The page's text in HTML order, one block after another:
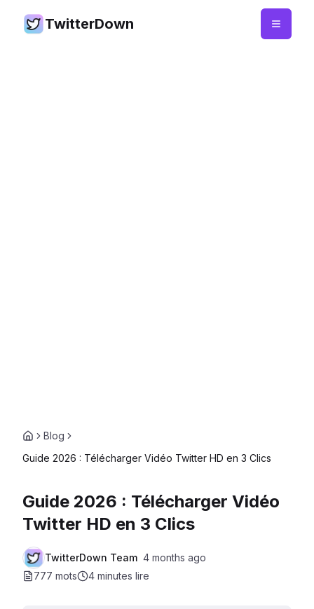
TwitterDown
Blog
Guide 2026 : Télécharger Vidéo Twitter HD en 3 Clics
Guide 2026 : Télécharger Vidéo
Twitter HD en 3 Clics
TwitterDown Team 4 months ago
777 mots
4 minutes lire